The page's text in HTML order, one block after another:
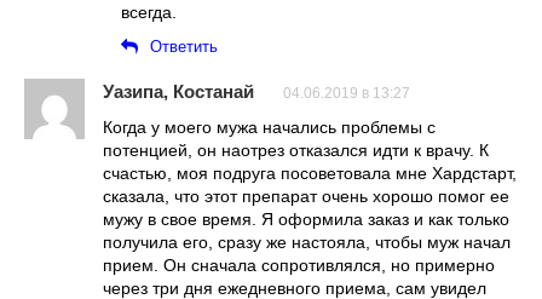
всегда.
Ответить
Уазипа, Костанай 04.06.2019 в 13:27
Когда у моего мужа начались проблемы с
потенцией, он наотрез отказался идти к врачу. К
счастью, моя подруга посоветовала мне Хардстарт,
сказала, что этот препарат очень хорошо помог ее
мужу в свое время. Я оформила заказ и как только
получила его, сразу же настояла, чтобы муж начал
прием. Он сначала сопротивлялся, но примерно
через три дня ежедневного приема, сам увидел